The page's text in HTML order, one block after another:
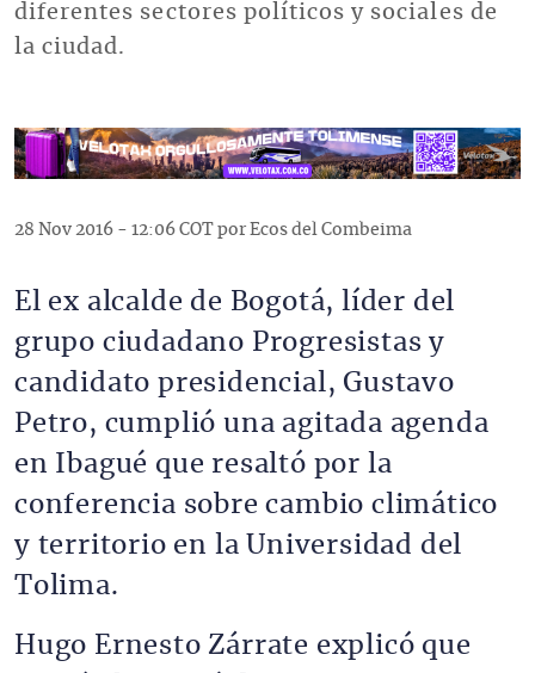
diferentes sectores políticos y sociales de
la ciudad.
28 Nov 2016 - 12:06 COT por Ecos del Combeima
El ex alcalde de Bogotá, líder del
grupo ciudadano Progresistas y
candidato presidencial, Gustavo
Petro, cumplió una agitada agenda
en Ibagué que resaltó por la
conferencia sobre cambio climático
y territorio en la Universidad del
Tolima.
Hugo Ernesto Zárrate explicó que